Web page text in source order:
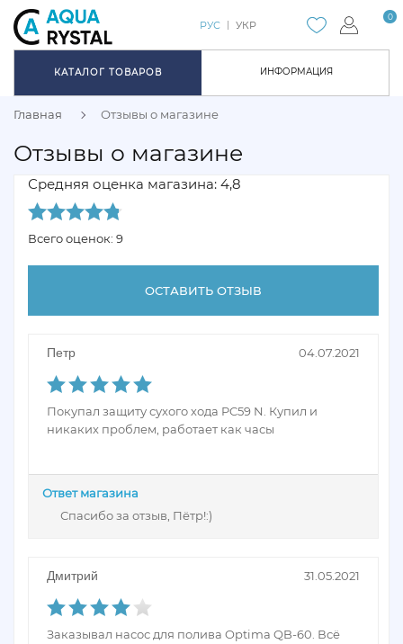
ИНФОРМАЦИЯ
0
РУС УКР
КАТАЛОГ ТОВАРОВ
Главная Отзывы о магазине
Отзывы о магазине
Средняя оценка магазина: 4,8
Всего оценок: 9
ОСТАВИТЬ ОТЗЫВ
Петр 04.07.2021
Покупал защиту сухого хода PC59 N. Купил и
никаких проблем, работает как часы
Ответ магазина
Спасибо за отзыв, Пётр!:)
Дмитрий 31.05.2021
Заказывал насос для полива Optima QB-60. Всё